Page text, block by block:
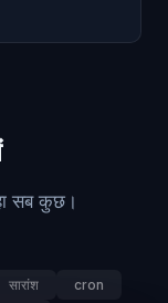
सब कुछ।
सारांश
cron